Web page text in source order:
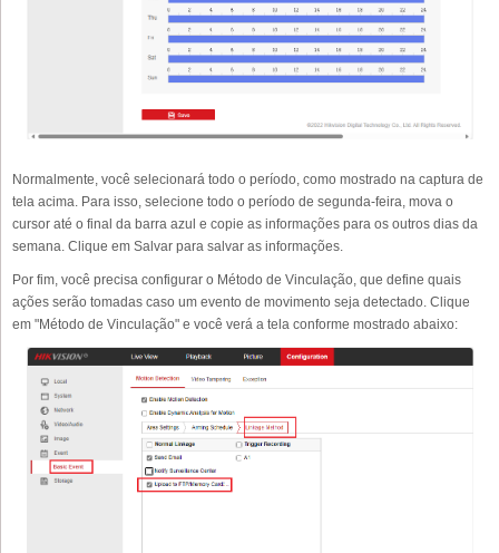
Normalmente, você selecionará todo o período, como mostrado na captura de
tela acima. Para isso, selecione todo o período de segunda-feira, mova o
cursor até o final da barra azul e copie as informações para os outros dias da
semana. Clique em Salvar para salvar as informações.
Por fim, você precisa configurar o Método de Vinculação, que define quais
ações serão tomadas caso um evento de movimento seja detectado. Clique
em "Método de Vinculação" e você verá a tela conforme mostrado abaixo: